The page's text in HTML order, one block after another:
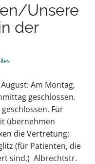
Unsere
der
Am Montag,
geschlossen.
Für
übernehmen
die Vertretung:
(für Patienten, die
sind.) Albrechtstr.